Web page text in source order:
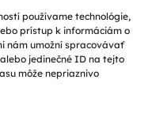
používame technológie,
prístup k informáciám o
nám umožní spracovávať
jedinečné ID na tejto
môže nepriaznivo
katolíckej
charity prinieslo
propagáciu
radosť,